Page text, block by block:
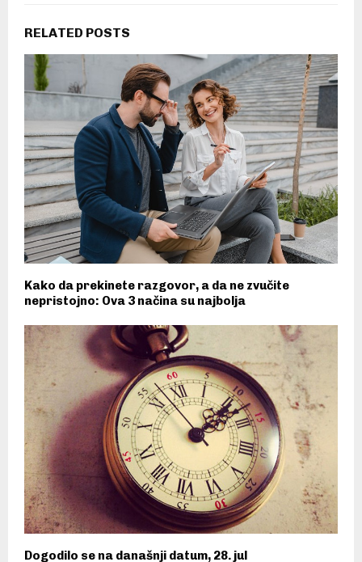
RELATED POSTS
Kako da prekinete razgovor, a da ne zvučite
nepristojno: Ova 3 načina su najbolja
Dogodilo se na današnji datum, 28. jul